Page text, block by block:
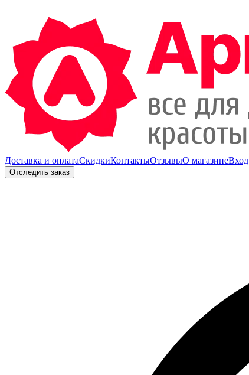
Доставка и оплатаСкидкиКонтактыОтзывыО магазинеВход
Отследить заказ